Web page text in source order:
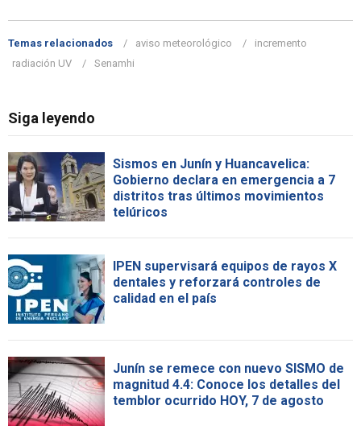
Temas relacionados aviso meteorológico
incremento
radiación UV
Senamhi
Siga leyendo
Sismos en Junín y Huancavelica:
Gobierno declara en emergencia a 7
distritos tras últimos movimientos
telúricos
IPEN supervisará equipos de rayos X
dentales y reforzará controles de
calidad en el país
Junín se remece con nuevo SISMO de
magnitud 4.4: Conoce los detalles del
temblor ocurrido HOY, 7 de agosto